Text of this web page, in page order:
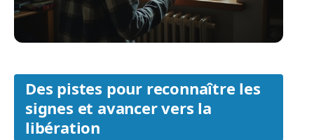
Des pistes pour reconnaître les
signes et avancer vers la
libération